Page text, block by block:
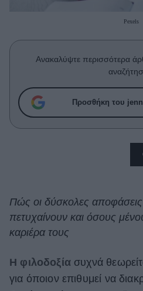
Who
True Stories
Success Stories
Ζώδια
Cooking
Green
Pexels
Ανακαλύψτε περισσότερα
Προσθήκη του
Πώς οι δύσκολες
πετυχαίνουν και όσους
καριέρα τους
Η φιλοδοξίασυχνά
για όποιον επιθυμεί να